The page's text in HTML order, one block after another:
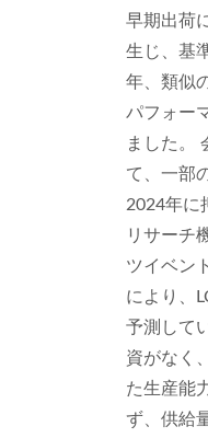
早期出荷
生じ、基
年、類似
パフォー
ました。
て、一部
2024年に
リサーチ
ツイベン
により、
予測して
資がなく
た生産能
ず、供給